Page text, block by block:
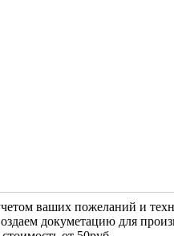
ваших пожеланий и
докуметацию для